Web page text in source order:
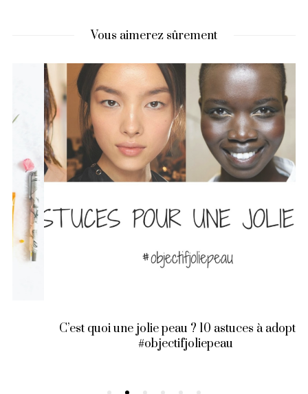
Vous aimerez sûrement
C’est quoi une jolie peau ? 10 astuces à adopter !
#objectifjoliepeau